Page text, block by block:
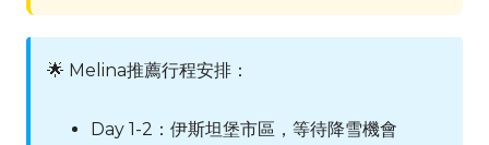
🌟 Melina推薦行程安排：
Day 1-2：伊斯坦堡市區，等待降雪機會